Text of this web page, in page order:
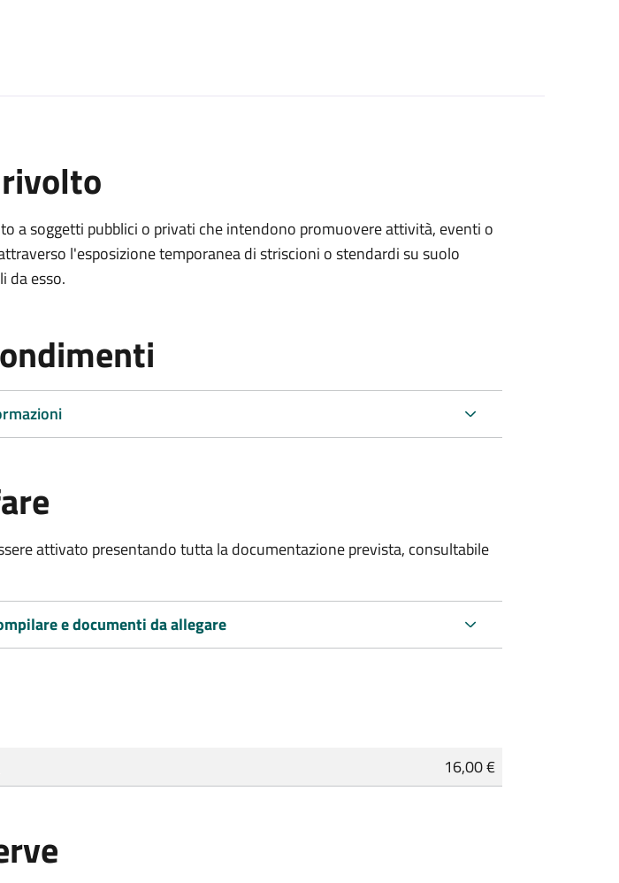
a soggetti pubblici o privati che intendono promuovere attività, eventi o
l'esposizione temporanea di striscioni o stendardi su suolo
da esso.
attivato presentando tutta la documentazione prevista, consultabile
e documenti da allegare
16,00 €